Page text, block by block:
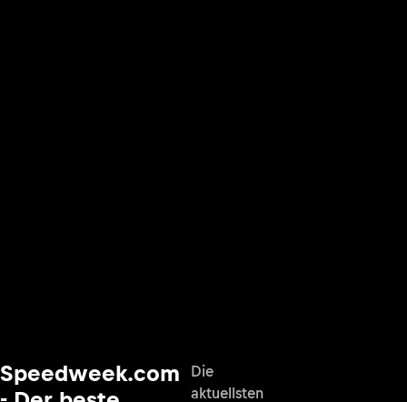
Speedweek.com
Die
aktuellsten